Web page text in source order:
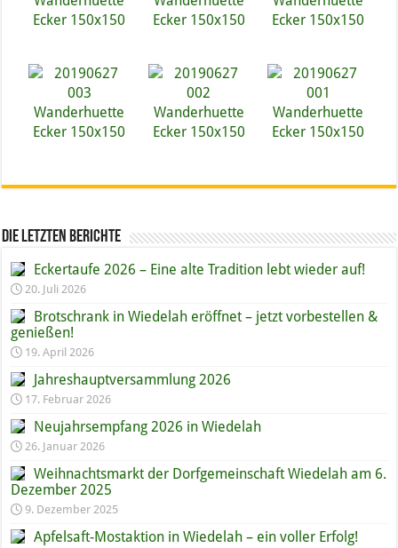
die letzten Berichte
Eckertaufe 2026 – Eine alte Tradition lebt wieder auf!
20. Juli 2026
Brotschrank in Wiedelah eröffnet – jetzt vorbestellen &
genießen!
19. April 2026
Jahreshauptversammlung 2026
17. Februar 2026
Neujahrsempfang 2026 in Wiedelah
26. Januar 2026
Weihnachtsmarkt der Dorfgemeinschaft Wiedelah am 6.
Dezember 2025
9. Dezember 2025
Apfelsaft-Mostaktion in Wiedelah – ein voller Erfolg!